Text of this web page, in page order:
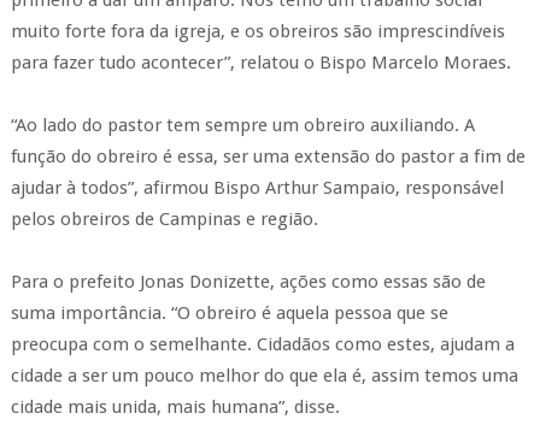
muito forte fora da igreja, e os obreiros são imprescindíveis
para fazer tudo acontecer”, relatou o Bispo Marcelo Moraes.
“Ao lado do pastor tem sempre um obreiro auxiliando. A
função do obreiro é essa, ser uma extensão do pastor a fim de
ajudar à todos”, afirmou Bispo Arthur Sampaio, responsável
pelos obreiros de Campinas e região.
Para o prefeito Jonas Donizette, ações como essas são de
suma importância. “O obreiro é aquela pessoa que se
preocupa com o semelhante. Cidadãos como estes, ajudam a
cidade a ser um pouco melhor do que ela é, assim temos uma
cidade mais unida, mais humana”, disse.